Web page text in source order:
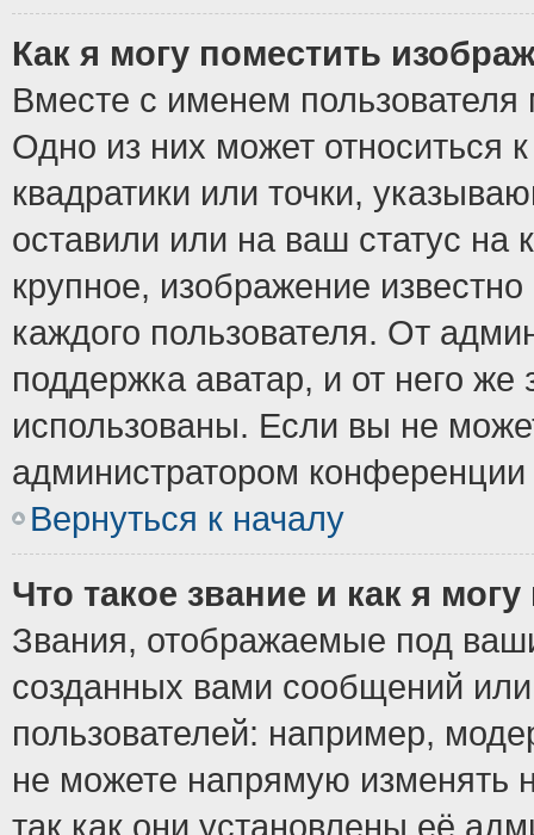
Как я могу поместить
Вместе с именем пользователя
Одно из них может относиться
квадратики или точки,
оставили или на ваш статус
крупное, изображение
каждого пользователя. От
поддержка аватар, и от него же
использованы. Если вы не
администратором
Вернуться к началу
Что такое звание и как я
Звания, отображаемые под
созданных вами сообщений
пользователей: например,
не можете напрямую изменять
так как они установлены её